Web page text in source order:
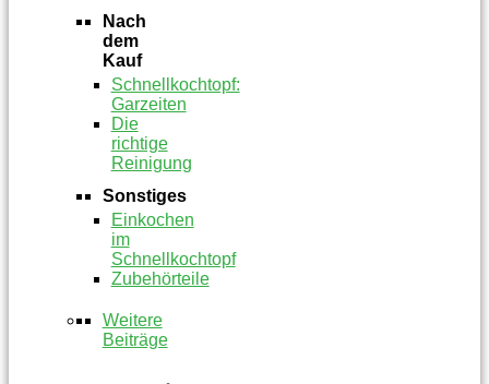
Nach
dem
Kauf
Schnellkochtopf:
Garzeiten
Die
richtige
Reinigung
Sonstiges
Einkochen
im
Schnellkochtopf
Zubehörteile
Weitere
Beiträge